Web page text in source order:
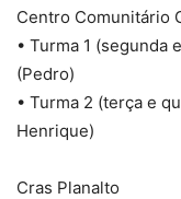
Centro Comunitário
• Turma 1 (segunda
(Pedro)
• Turma 2 (terça e
Henrique)
Cras Planalto